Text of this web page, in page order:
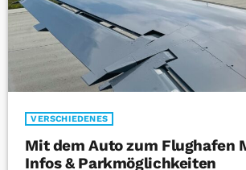
VERSCHIEDENES
Mit dem Auto zum Flughafen
Infos & Parkmöglichkeiten